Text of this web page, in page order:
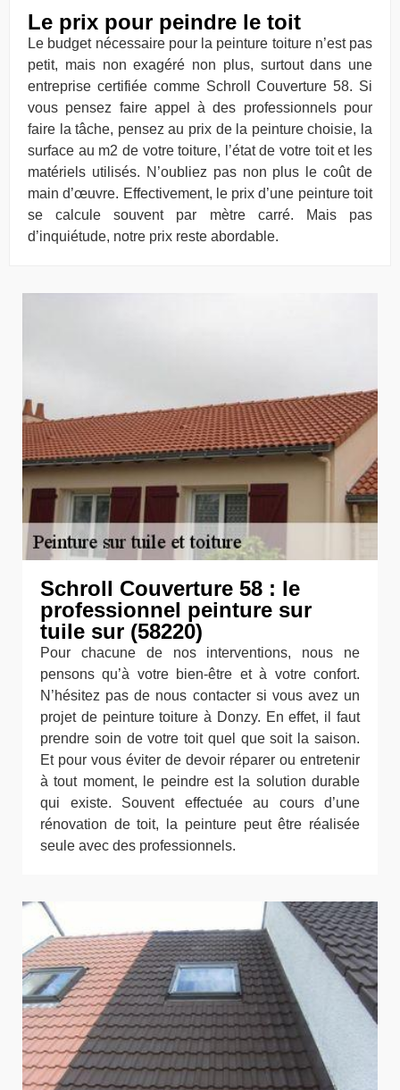
Le prix pour peindre le toit
Le budget nécessaire pour la peinture toiture n’est pas
petit, mais non exagéré non plus, surtout dans une
entreprise certifiée comme Schroll Couverture 58. Si
vous pensez faire appel à des professionnels pour
faire la tâche, pensez au prix de la peinture choisie, la
surface au m2 de votre toiture, l’état de votre toit et les
matériels utilisés. N’oubliez pas non plus le coût de
main d’œuvre. Effectivement, le prix d’une peinture toit
se calcule souvent par mètre carré. Mais pas
d’inquiétude, notre prix reste abordable.
Schroll Couverture 58 : le
professionnel peinture sur
tuile sur (58220)
Pour chacune de nos interventions, nous ne
pensons qu’à votre bien-être et à votre confort.
N’hésitez pas de nous contacter si vous avez un
projet de peinture toiture à Donzy. En effet, il faut
prendre soin de votre toit quel que soit la saison.
Et pour vous éviter de devoir réparer ou entretenir
à tout moment, le peindre est la solution durable
qui existe. Souvent effectuée au cours d’une
rénovation de toit, la peinture peut être réalisée
seule avec des professionnels.